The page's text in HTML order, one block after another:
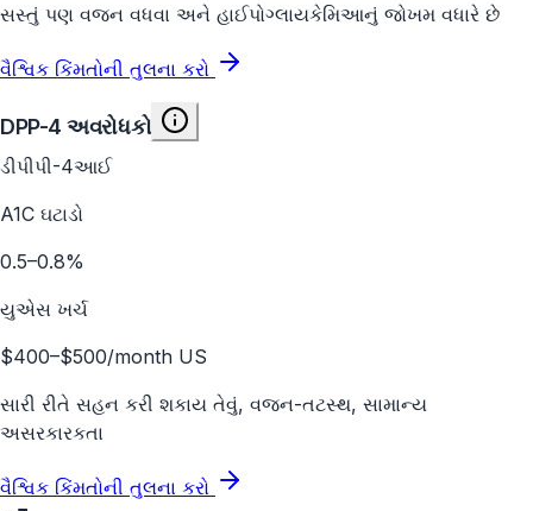
સસ્તું પણ વજન વધવા અને હાઈપોગ્લાયકેમિઆનું જોખમ વધારે છે
વૈશ્વિક કિંમતોની તુલના કરો
DPP-4 અવરોધકો
ડીપીપી-4આઈ
A1C ઘટાડો
0.5–0.8%
યુએસ ખર્ચ
$400–$500/month US
સારી રીતે સહન કરી શકાય તેવું, વજન-તટસ્થ, સામાન્ય
અસરકારકતા
વૈશ્વિક કિંમતોની તુલના કરો